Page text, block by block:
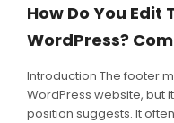
How Do You Edit
WordPress?
Introduction The footer
WordPress website, but
position suggests. It